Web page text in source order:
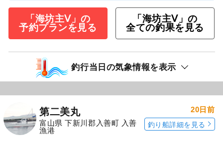
「海坊主Ⅴ」の
予約プランを見る
「海坊主Ⅴ」の
全ての釣果を見る
釣行当日の気象情報を表示
第二美丸
富山県 下新川郡入善町 入善
漁港
20日前
釣り船詳細を見る